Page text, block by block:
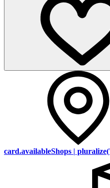
card.availableShops |